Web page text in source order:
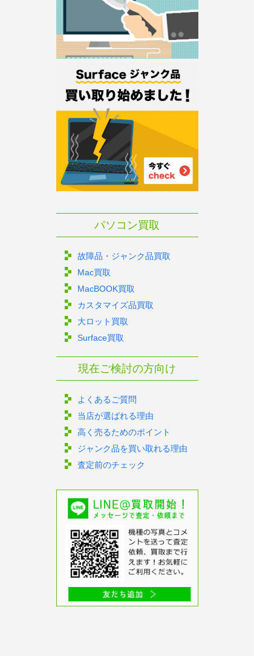
パソコン買取
故障品・ジャンク品買取
Mac買取
MacBOOK買取
カスタマイズ品買取
大ロット買取
Surface買取
現在ご検討の方向け
よくあるご質問
当店が選ばれる理由
高く売るためのポイント
ジャンク品を買い取れる理由
査定前のチェック